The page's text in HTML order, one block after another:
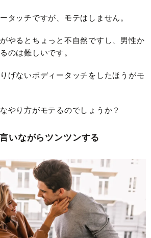
タッチですが、モテはしません。
やるとちょっと不自然ですし、男性か
のは難しいです。
げないボディータッチをしたほうがモ
やり方がモテるのでしょうか？
いながらツンツンする